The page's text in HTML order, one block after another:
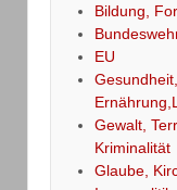
Bildung,
EU
Gewalt,
Kriminalität
Glaube,